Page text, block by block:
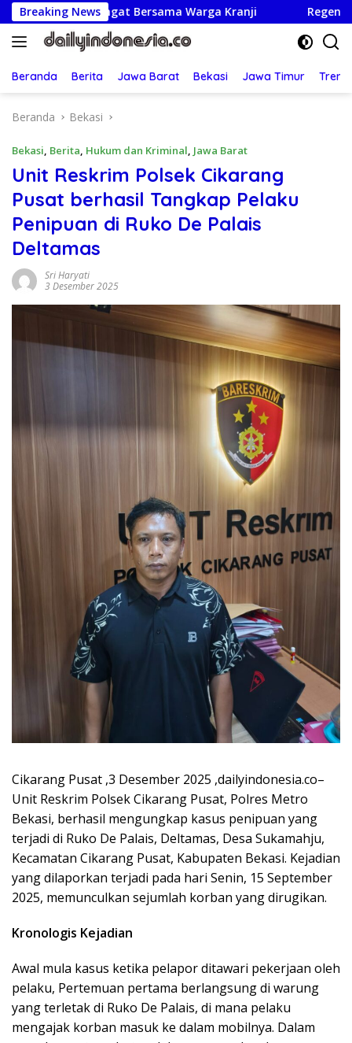
Langsung
ke
konten
Breaking News
Bersama Warga Kranji Regenerasi Adil: UBM
Beranda Berita Jawa Barat Bekasi Jawa Timur
Beranda Bekasi
Bekasi, Berita, Hukum dan Kriminal, Jawa Barat
Unit Reskrim Polsek Cikarang
Pusat berhasil Tangkap Pelaku
Penipuan di Ruko De Palais
Deltamas
Sri Haryati
3 Desember 2025
Cikarang Pusat ,3 Desember 2025 ,dailyindonesia.co–
Unit Reskrim Polsek Cikarang Pusat, Polres Metro
Bekasi, berhasil mengungkap kasus penipuan yang
terjadi di Ruko De Palais, Deltamas, Desa Sukamahju,
Kecamatan Cikarang Pusat, Kabupaten Bekasi. Kejadian
yang dilaporkan terjadi pada hari Senin, 15 September
2025, memunculkan sejumlah korban yang dirugikan.
Kronologis Kejadian
Awal mula kasus ketika pelapor ditawari pekerjaan oleh
pelaku, Pertemuan pertama berlangsung di warung
yang terletak di Ruko De Palais, di mana pelaku
mengajak korban masuk ke dalam mobilnya. Dalam